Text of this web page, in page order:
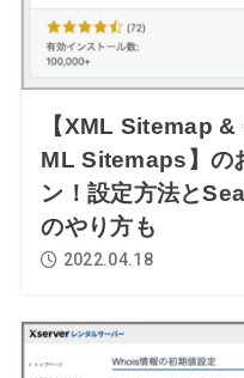
【XML Sitemap
ML Sitemaps】の
ン！設定方法と
のやり方も
2022.04.18